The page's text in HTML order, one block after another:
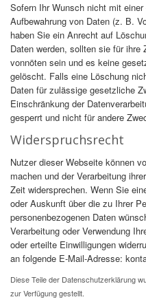
Sofern Ihr Wunsch nicht mit
Aufbewahrung von Daten (z. B.
haben Sie ein Anrecht auf
Daten werden, sollten sie für
vonnöten sein und es keine
gelöscht. Falls eine Löschung
Daten für zulässige gesetzliche
Einschränkung der
gesperrt und nicht für andere
Widerspruchsrecht
Nutzer dieser Webseite können
machen und der Verarbeitung
Zeit widersprechen. Wenn Sie
oder Auskunft über die zu Ihrer
personenbezogenen Daten
Verarbeitung oder Verwendung
oder erteilte Einwilligungen
an folgende E-Mail-Adresse:
Diese Teile der Datenschutzerklärung
zur Verfügung gestellt.